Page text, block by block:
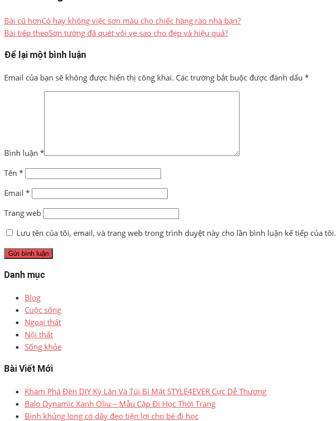
Bài cũ hơnCó hay không việc sơn màu cho chiếc hàng rào nhà bạn?
Bài tiếp theoSơn tường đã quét vôi ve sao cho đẹp và hiệu quả?
Để lại một bình luận
Email của bạn sẽ không được hiển thị công khai. Các trường bắt buộc được đánh dấu *
Bình luận *
Tên *
Email *
Trang web
Lưu tên của tôi, email, và trang web trong trình duyệt này cho lần bình luận kế tiếp của tôi.
Danh mục
Blog
Cuộc sống
Ngoại thất
Nội thất
Sống khỏe
Bài Viết Mới
Khám Phá Đèn DIY Kỳ Lân Và Túi Bí Mật STYLE4EVER Cực Dễ Thương
Balo Dynamic Xanh Oliu – Mẫu Cặp Đi Học Thời Trang
Bình khủng long có dây đeo tiện lợi cho bé đi học